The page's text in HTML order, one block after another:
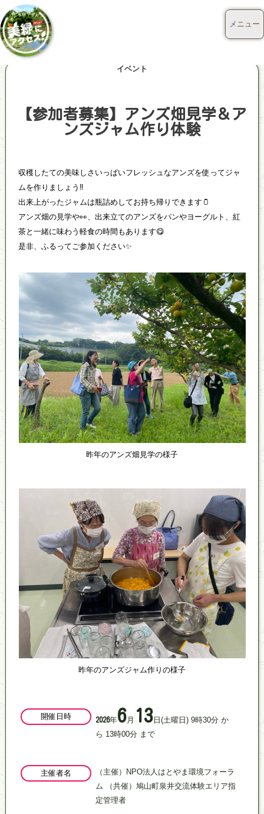
イベント
【参加者募集】アンズ畑見学＆ア
ンズジャム作り体験
収穫したての美味しさいっぱいフレッシュなアンズを使ってジャ
ムを作りましょう‼️
出来上がったジャムは瓶詰めしてお持ち帰りできます🫙
アンズ畑の見学や👀、出来立てのアンズをパンやヨーグルト、紅
茶と一緒に味わう軽食の時間もあります😋
是非、ふるってご参加ください✨
昨年のアンズ畑見学の様子
昨年のアンズジャム作りの様子
開催日時 2026年6 月 13 日(土曜日) 9時30分 か
ら 13時00分 まで
主催者名
（主催）NPO法人はとやま環境フォーラ
ム （共催）鳩山町泉井交流体験エリア指
定管理者
メニュー